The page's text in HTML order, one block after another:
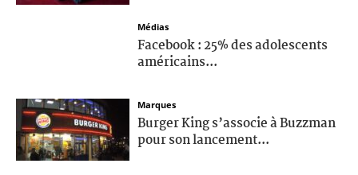
Médias
Facebook : 25% des adolescents
américains...
Marques
Burger King s’associe à Buzzman
pour son lancement...